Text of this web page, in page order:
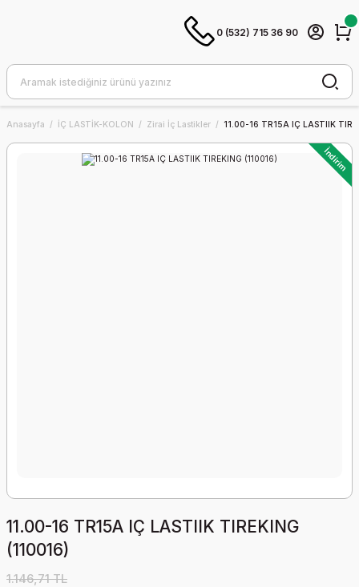
0 (532) 715 36 90
Anasayfa İÇ LASTİK-KOLON Zirai İç Lastikler 11.00-16 TR15A IÇ LASTIIK
İndirim
11.00-16 TR15A IÇ LASTIIK TIREKING
(110016)
1.146,71 TL